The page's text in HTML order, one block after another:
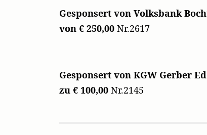
Gesponsert von Volksbank
von € 250,00 Nr.2617
Gesponsert von KGW Gerber
zu € 100,00 Nr.2145